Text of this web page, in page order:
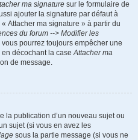
ma signature sur le formulaire de
ajouter la signature par défaut à
Attacher ma signature » à partir du
du forum --> Modifier les
vous pourrez toujours empêcher une
en décochant la caseAttacher ma
de message.
la publication d’un nouveau sujet ou
sujet (si vous en avez les
sous la partie message (si vous ne